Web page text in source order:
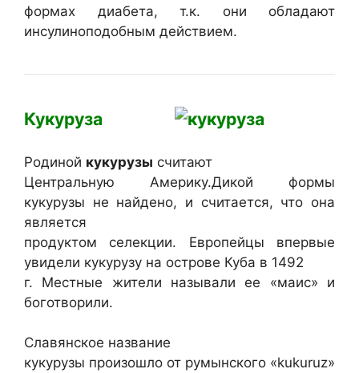
формах диабета, т.к. они обладают
инсулиноподобным действием.
Кукуруза
Родиной кукурузы считают
Центральную Америку.Дикой формы
кукурузы не найдено, и считается, что она
является
продуктом селекции. Европейцы впервые
увидели кукурузу на острове Куба в 1492
г. Местные жители называли ее «маис» и
боготворили.
Славянское название
кукурузы произошло от румынского «kukuruz»